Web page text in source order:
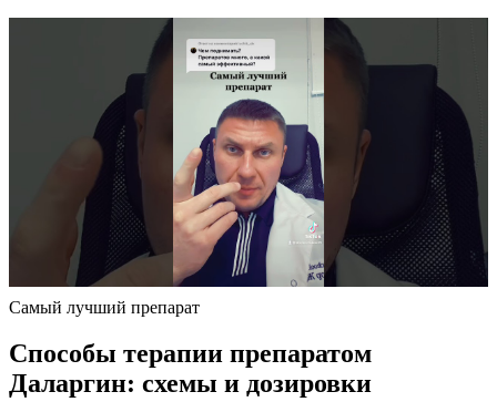
Самый лучший препарат
Способы терапии препаратом
Даларгин: схемы и дозировки